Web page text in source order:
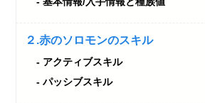
２.赤のソロモンのスキル
アクティブスキル
パッシブスキル